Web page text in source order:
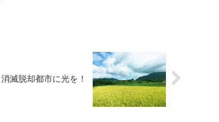
消滅脱却都市に光を！